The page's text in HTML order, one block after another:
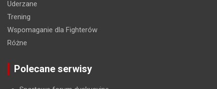
Uderzane
Trening
Wspomaganie dla Fighterów
Różne
Polecane serwisy